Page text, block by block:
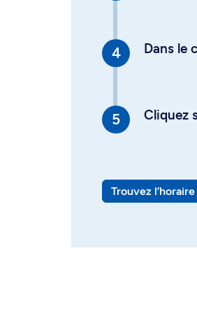
Dans le
Cliquez
Trouvez